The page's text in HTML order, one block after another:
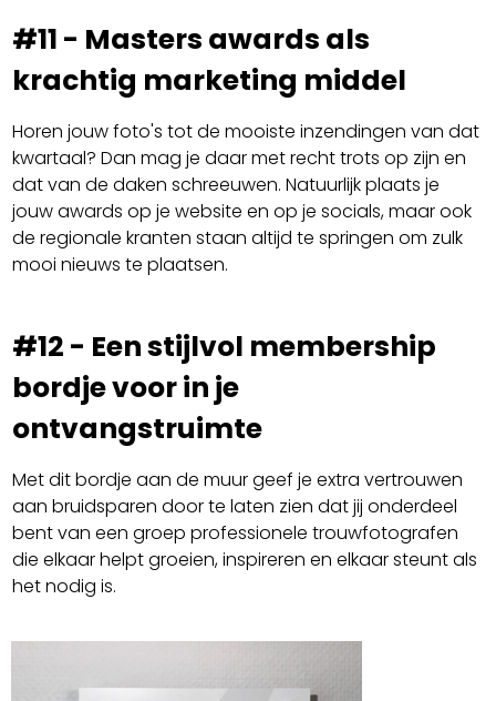
#11 - Masters awards als
krachtig marketing middel
Horen jouw foto's tot de mooiste inzendingen van dat
kwartaal? Dan mag je daar met recht trots op zijn en
dat van de daken schreeuwen. Natuurlijk plaats je
jouw awards op je website en op je socials, maar ook
de regionale kranten staan altijd te springen om zulk
mooi nieuws te plaatsen.
#12 - Een stijlvol membership
bordje voor in je
ontvangstruimte
Met dit bordje aan de muur geef je extra vertrouwen
aan bruidsparen door te laten zien dat jij onderdeel
bent van een groep professionele trouwfotografen
die elkaar helpt groeien, inspireren en elkaar steunt als
het nodig is.